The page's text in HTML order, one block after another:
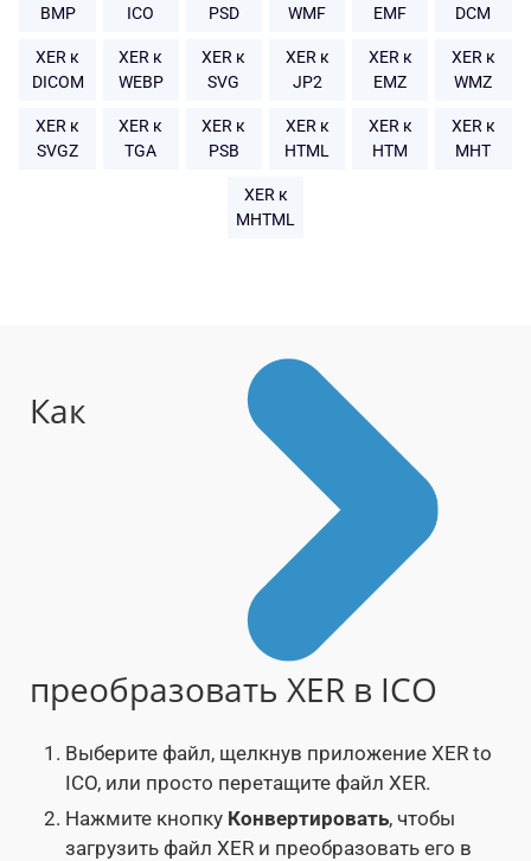
BMP
ICO
PSD
WMF
EMF
DCM
XER к
DICOM
XER к
WEBP
XER к
SVG
XER к
JP2
XER к
EMZ
XER к
WMZ
XER к
SVGZ
XER к
TGA
XER к
PSB
XER к
HTML
XER к
HTM
XER к
MHT
XER к
MHTML
Как
преобразовать XER в ICO
Выберите файл, щелкнув приложение XER to
ICO, или просто перетащите файл XER.
Нажмите кнопку Конвертировать, чтобы
загрузить файл XER и преобразовать его в